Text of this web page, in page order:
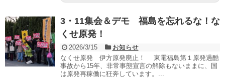
3・11集会＆デモ 福島を忘れるな！な
くせ原発！
2026/3/15
お知らせ
なくせ原発 伊方原発廃止！ 東電福島第１原発過酷
事故から15年、非常事態宣言の解除もないままに、国
は原発再稼働に狂奔しています。...